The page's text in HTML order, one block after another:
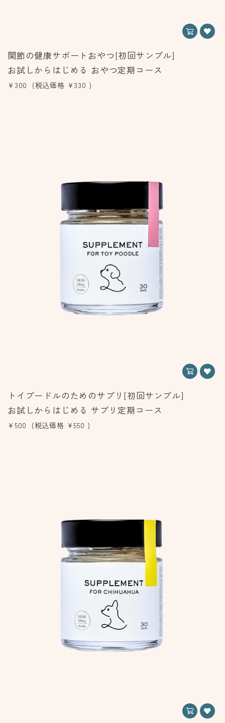
関節の健康サポートおやつ[初回サンプル]
お試しからはじめる おやつ定期コース
¥300 (税込価格 ¥330 )
トイプードルのためのサプリ[初回サンプル]
お試しからはじめる サプリ定期コース
¥500 (税込価格 ¥550 )